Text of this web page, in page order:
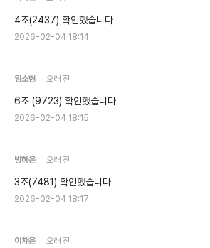
4조(2437) 확인했습니다
2026-02-04 18:14
임소현 오래 전
6조 (9723) 확인했습니다
2026-02-04 18:15
방하은 오래 전
3조(7481) 확인했습니다
2026-02-04 18:17
이채은 오래 전